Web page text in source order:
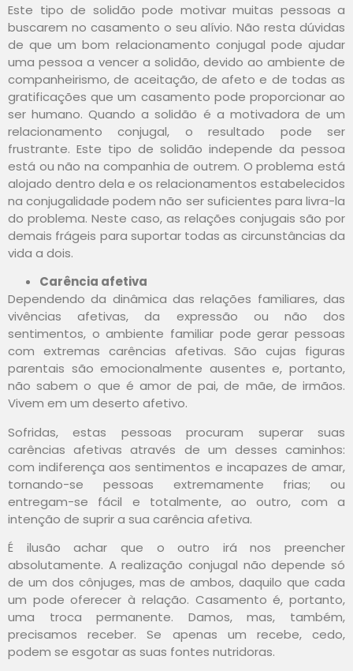
Este tipo de solidão pode motivar muitas pessoas a
buscarem no casamento o seu alívio. Não resta dúvidas
de que um bom relacionamento conjugal pode ajudar
uma pessoa a vencer a solidão, devido ao ambiente de
companheirismo, de aceitação, de afeto e de todas as
gratificações que um casamento pode proporcionar ao
ser humano. Quando a solidão é a motivadora de um
relacionamento conjugal, o resultado pode ser
frustrante. Este tipo de solidão independe da pessoa
está ou não na companhia de outrem. O problema está
alojado dentro dela e os relacionamentos estabelecidos
na conjugalidade podem não ser suficientes para livra-la
do problema. Neste caso, as relações conjugais são por
demais frágeis para suportar todas as circunstâncias da
vida a dois.
Carência afetiva
Dependendo da dinâmica das relações familiares, das
vivências afetivas, da expressão ou não dos
sentimentos, o ambiente familiar pode gerar pessoas
com extremas carências afetivas. São cujas figuras
parentais são emocionalmente ausentes e, portanto,
não sabem o que é amor de pai, de mãe, de irmãos.
Vivem em um deserto afetivo.
Sofridas, estas pessoas procuram superar suas
carências afetivas através de um desses caminhos:
com indiferença aos sentimentos e incapazes de amar,
tornando-se pessoas extremamente frias; ou
entregam-se fácil e totalmente, ao outro, com a
intenção de suprir a sua carência afetiva.
É ilusão achar que o outro irá nos preencher
absolutamente. A realização conjugal não depende só
de um dos cônjuges, mas de ambos, daquilo que cada
um pode oferecer à relação. Casamento é, portanto,
uma troca permanente. Damos, mas, também,
precisamos receber. Se apenas um recebe, cedo,
podem se esgotar as suas fontes nutridoras.